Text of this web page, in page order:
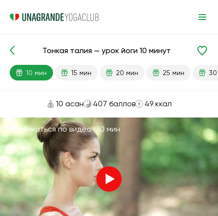
Готовые уроки Талия Похудение
Тонкая талия — урок йоги 10 минут
10 мин 15 мин 20 мин 25 мин
10 асан 407 баллов 49 ккал
Заниматься по видео ·10 мин